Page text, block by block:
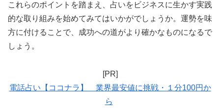
これらのポイントを踏まえ、占いをビジネスに生かす実践
的な取り組みを始めてみてはいかがでしょうか。運勢を味
方に付けることで、成功への道がより確かなものになるで
しょう。
[PR]
電話占い【ココナラ】 業界最安値に挑戦・１分100円か
ら